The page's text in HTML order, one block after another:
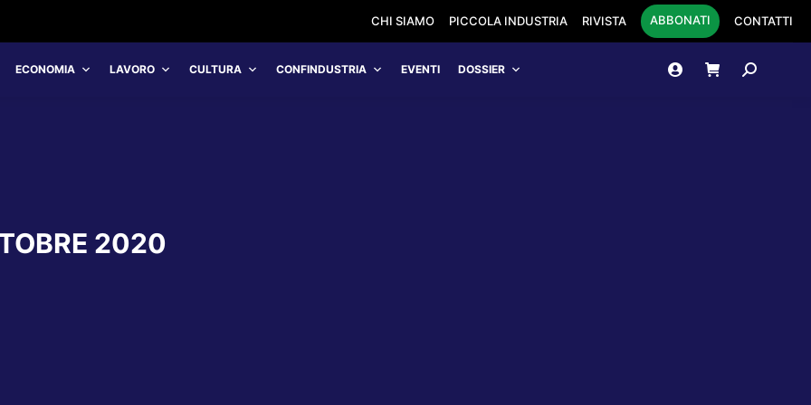
CHI SIAMO PICCOLA INDUSTRIA RIVISTA ABBONATI CONTATTI
ECONOMIA LAVORO CULTURA CONFINDUSTRIA EVENTI DOSSIER Cerca:
2020